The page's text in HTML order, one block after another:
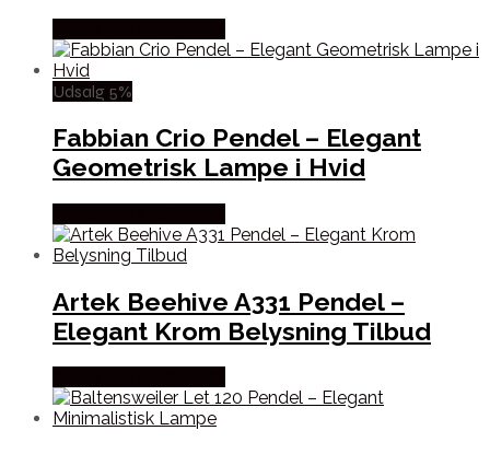
Udsalg 5%
Fabbian Crio Pendel – Elegant
Geometrisk Lampe i Hvid
Artek Beehive A331 Pendel –
Elegant Krom Belysning Tilbud